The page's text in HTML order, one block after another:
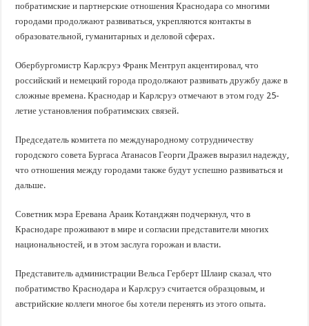
побратимские и партнерские отношения Краснодара со многими
городами продолжают развиваться, укрепляются контакты в
образовательной, гуманитарных и деловой сферах.
Обербургомистр Карлсруэ Франк Ментруп акцентировал, что
российский и немецкий города продолжают развивать дружбу даже в
сложные времена. Краснодар и Карлсруэ отмечают в этом году 25-
летие установления побратимских связей.
Председатель комитета по международному сотрудничеству
городского совета Бургаса Атанасов Георги Дражев выразил надежду,
что отношения между городами также будут успешно развиваться и
дальше.
Советник мэра Еревана Араик Котанджян подчеркнул, что в
Краснодаре проживают в мире и согласии представители многих
национальностей, и в этом заслуга горожан и власти.
Представитель администрации Вельса Герберт Шлаир сказал, что
побратимство Краснодара и Карлсруэ считается образцовым, и
австрийские коллеги многое бы хотели перенять из этого опыта.